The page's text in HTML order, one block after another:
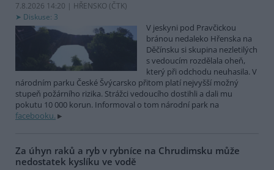
7.8.2026 14:20 | HŘENSKO (ČTK)
Diskuse: 3
V jeskyni pod Pravčickou
bránou nedaleko Hřenska na
Děčínsku si skupina nezletilých
s vedoucím rozdělala oheň,
který při odchodu neuhasila. V
národním parku České Švýcarsko přitom platí nejvyšší možný
stupeň požárního rizika. Strážci vedoucího dostihli a dali mu
pokutu 10 000 korun. Informoval o tom národní park na
facebooku.
Za úhyn raků a ryb v rybníce na Chrudimsku může
nedostatek kyslíku ve vodě